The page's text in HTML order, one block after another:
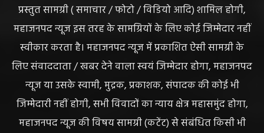
प्रस्तुत सामग्री ( समाचार / फोटो / विडियो आदि) शामिल होगी,
महाजनपद न्यूज इस तरह के सामग्रियों के लिए कोई जिम्मेदार नहीं
स्वीकार करता है। महाजनपद न्यूज में प्रकाशित ऐसी सामग्री के
लिए संवाददाता / खबर देने वाला स्वयं जिम्मेदार होगा, महाजनपद
न्यूज या उसके स्वामी, मुद्रक, प्रकाशक, संपादक की कोई भी
जिम्मेदारी नहीं होगी, सभी विवादों का न्याय क्षेत्र महासमुंद होगा,
महाजनपद न्यूज की विषय सामग्री (कटेंट) से संबंधित किसी भी